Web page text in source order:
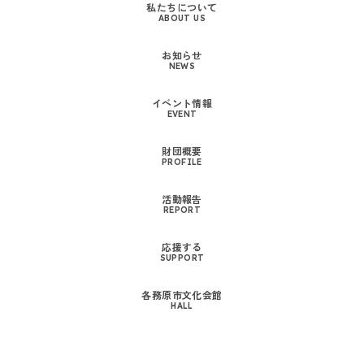
私たちについて
ABOUT US
お知らせ
NEWS
イベント情報
EVENT
財団概要
PROFILE
活動報告
REPORT
応援する
SUPPORT
各務原市文化会館
HALL